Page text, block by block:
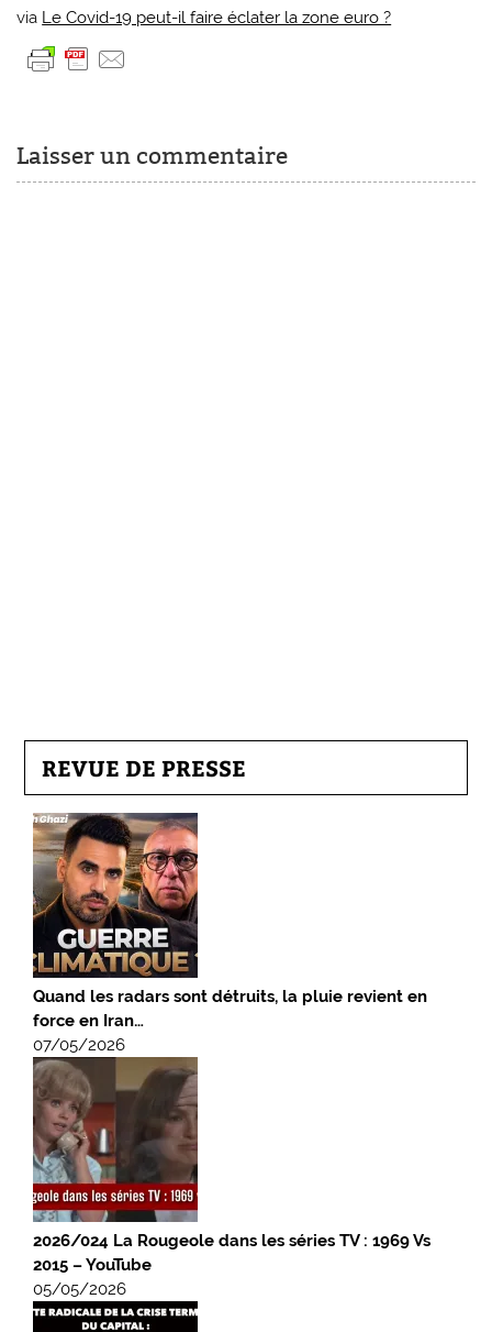
via Le Covid-19 peut-il faire éclater la zone euro ?
Laisser un commentaire
REVUE DE PRESSE
Quand les radars sont détruits, la pluie revient en
force en Iran…
07/05/2026
2026/024 La Rougeole dans les séries TV : 1969 Vs
2015 – YouTube
05/05/2026